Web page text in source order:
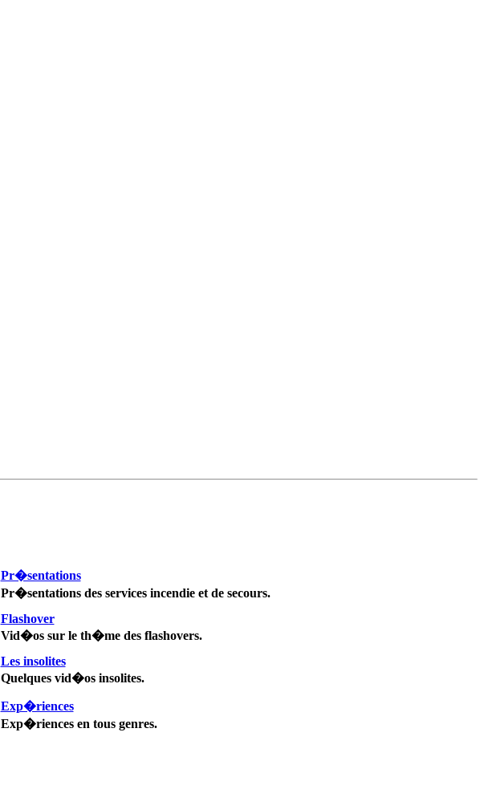
Pr�sentations
Pr�sentations des services incendie et de secours.
Flashover
Vid�os sur le th�me des flashovers.
Les insolites
Quelques vid�os insolites.
Exp�riences
Exp�riences en tous genres.